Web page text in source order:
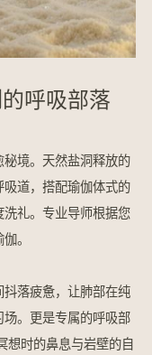
呼吸部落
境。天然盐洞释放的
道，搭配瑜伽体式的
礼。专业导师根据您
。
落疲惫，让肺部在纯
。更是专属的呼吸部
想时的鼻息与岩壁的自